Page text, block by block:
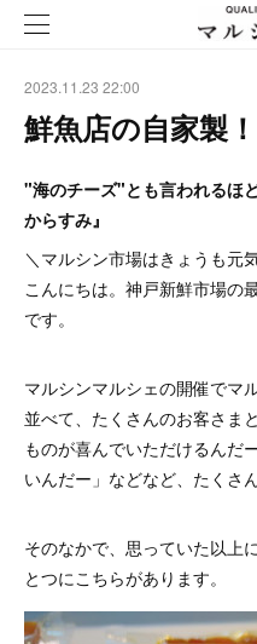
2023.11.23 22:00
鮮魚店の自家製！
"海のチーズ"とも言われるほ
からすみ』
＼マルシン市場はきょうも元
こんにちは。神戸新鮮市場の
です。
マルシンマルシェの開催でマ
並べて、たくさんのお客さま
ものが喜んでいただけるんだ
いんだー」などなど、たくさ
そのなかで、思っていた以上
とつにこちらがあります。